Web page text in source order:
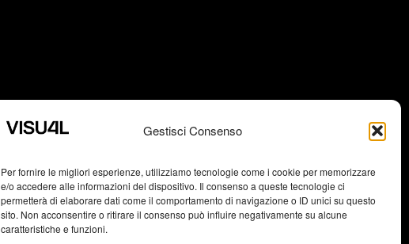
Gestisci Consenso
Per fornire le migliori esperienze, utilizziamo tecnologie come i cookie per memorizzare
e/o accedere alle informazioni del dispositivo. Il consenso a queste tecnologie ci
permetterà di elaborare dati come il comportamento di navigazione o ID unici su questo
sito. Non acconsentire o ritirare il consenso può influire negativamente su alcune
caratteristiche e funzioni.